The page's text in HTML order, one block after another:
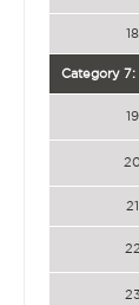
18
Category 7:
19
20
21
22
23